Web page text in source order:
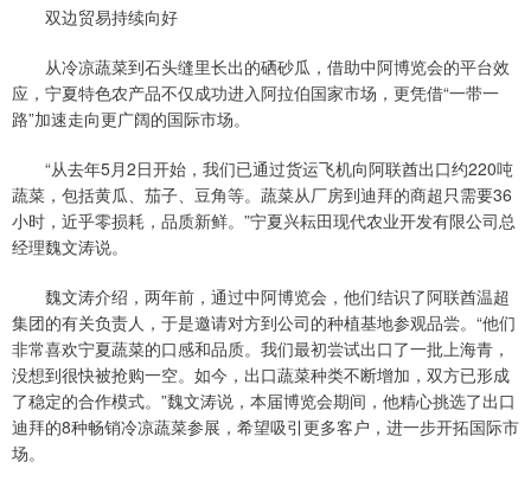
双边贸易持续向好
从冷凉蔬菜到石头缝里长出的硒砂瓜，借助中阿博览会的平台效
应，宁夏特色农产品不仅成功进入阿拉伯国家市场，更凭借“一带一
路”加速走向更广阔的国际市场。
“从去年5月2日开始，我们已通过货运飞机向阿联酋出口约220吨
蔬菜，包括黄瓜、茄子、豆角等。蔬菜从厂房到迪拜的商超只需要36
小时，近乎零损耗，品质新鲜。”宁夏兴耘田现代农业开发有限公司总
经理魏文涛说。
魏文涛介绍，两年前，通过中阿博览会，他们结识了阿联酋温超
集团的有关负责人，于是邀请对方到公司的种植基地参观品尝。“他们
非常喜欢宁夏蔬菜的口感和品质。我们最初尝试出口了一批上海青，
没想到很快被抢购一空。如今，出口蔬菜种类不断增加，双方已形成
了稳定的合作模式。”魏文涛说，本届博览会期间，他精心挑选了出口
迪拜的8种畅销冷凉蔬菜参展，希望吸引更多客户，进一步开拓国际市
场。